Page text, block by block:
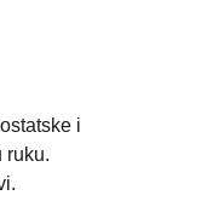
i
ruku.